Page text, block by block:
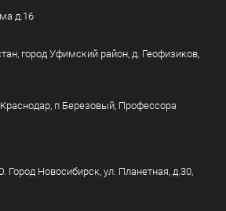
д.16
город Уфимский район, д. Геофизиков,
п Березовый, Профессора
Город Новосибирск, ул. Планетная, д.30,